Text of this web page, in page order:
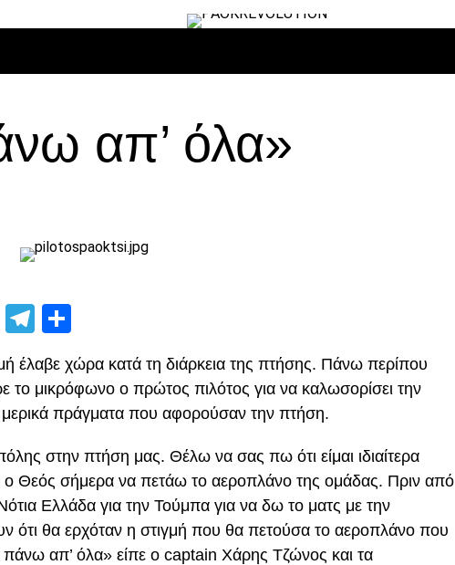
απ’ όλα»
LinkedIn
Telegram
έλαβε χώρα κατά τη διάρκεια της πτήσης. Πάνω περίπου
μικρόφωνο ο πρώτος πιλότος για να καλωσορίσει την
μερικά πράγματα που αφορούσαν την πτήση.
στην πτήση μας. Θέλω να σας πω ότι είμαι ιδιαίτερα
ο Θεός σήμερα να πετάω το αεροπλάνο της ομάδας. Πριν από
Ελλάδα για την Τούμπα για να δω το ματς με την
ότι θα ερχόταν η στιγμή που θα πετούσα το αεροπλάνο που
απ’ όλα» είπε ο captain Χάρης Τζώνος και τα